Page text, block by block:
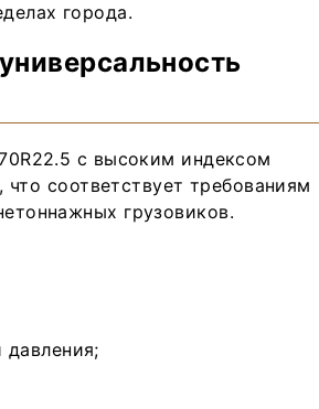
города.
с высоким индексом
соответствует требованиям
грузовиков.
давления;